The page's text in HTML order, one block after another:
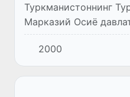
Туркманистоннинг
Марказий Осиё
навбатдаги
Марказий Осиё
мулоқотининг
2000